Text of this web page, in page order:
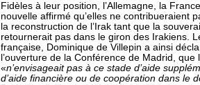
Fidèles à leur position, l’Allemagne, la
nouvelle affirmé qu’elles ne contribueraient
la reconstruction de l’Irak tant que la
retournerait pas dans le giron des Irakiens.
française, Dominique de Villepin a ainsi
l’ouverture de la Conférence de Madrid, que
«n’envisageait pas à ce stade d’aide
d’aide financière ou de coopération dans le